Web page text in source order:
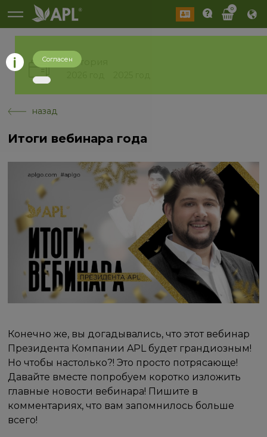
0
История
назад
Итоги вебинара года
Конечно же, вы догадывались, что этот вебинар
Президента Компании APL будет грандиозным!
Но чтобы настолько?! Это просто потрясающе!
Давайте вместе попробуем коротко изложить
главные новости вебинара! Пишите в
комментариях, что вам запомнилось больше
всего!
Согласен